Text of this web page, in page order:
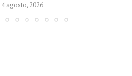
3 agosto, 2026